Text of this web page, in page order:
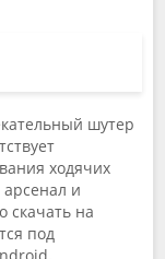
шутер
ходячих
и
скачать на
под